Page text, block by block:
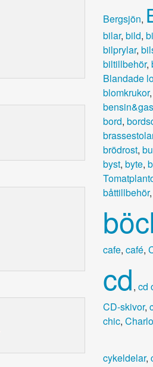
Bergsjön,
bilar, bild,
bilprylar,
biltillbehör,
Blandade
blomkrukor,
bord,
brödrost,
byst, byte,
båttillbehör,
cafe, café,
cd, cd
CD-skivor,
chic, Charlo
cykeldelar,